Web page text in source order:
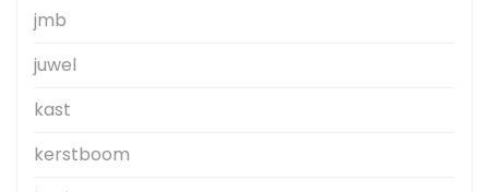
jmb
juwel
kast
kerstboom